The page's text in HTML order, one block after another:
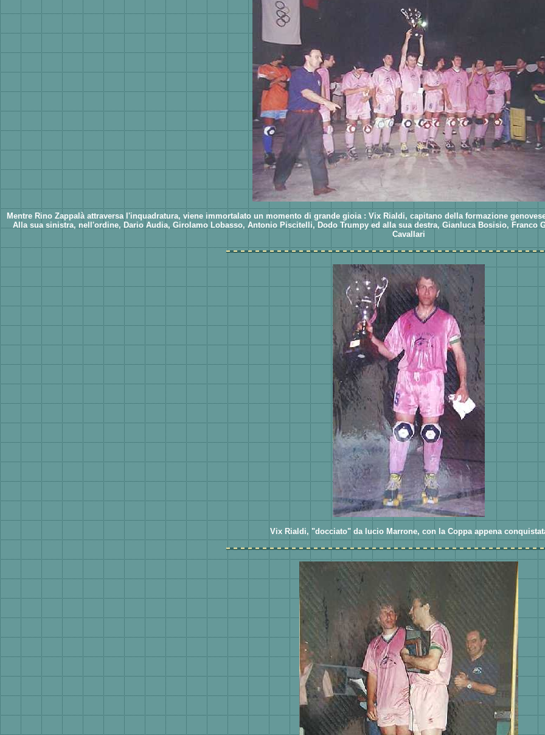
Mentre Rino Zappalà attraversa l'inquadratura, viene immortalato un momento di grande gioia : Vix Rialdi, capitano della formazione
Alla sua sinistra, nell'ordine, Dario Audia, Girolamo Lobasso, Antonio Piscitelli, Dodo Trumpy ed alla sua destra, Gianluca Bosisio, Franco
Cavallari
Vix Rialdi, "docciato" da lucio Marrone, con la Coppa appena